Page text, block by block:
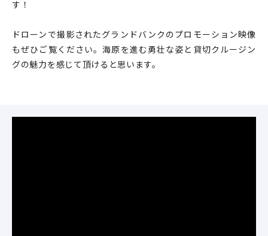
す！
ドローンで撮影されたグランドバンクのプロモーション映像
もぜひご覧ください。海原を進む勇壮な姿と貸切クルージン
グの魅力を感じて頂けると思います。